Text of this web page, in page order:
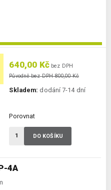
4A
640,00 Kč bez DPH
Původně bez DPH 800,00 Kč
Skladem: dodání 7-14 dní
Porovnat
DO KOŠÍKU